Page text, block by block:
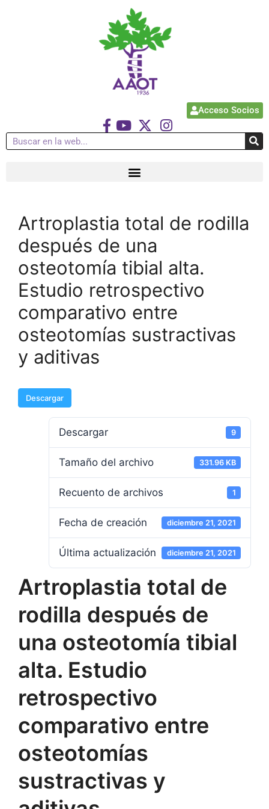
Acceso Socios
Artroplastia total de rodilla
después de una
osteotomía tibial alta.
Estudio retrospectivo
comparativo entre
osteotomías sustractivas
y aditivas
Descargar
Descargar 9
Tamaño del archivo 331.96 KB
Recuento de archivos 1
Fecha de creación diciembre 21, 2021
Última actualización diciembre 21, 2021
Artroplastia total de
rodilla después de
una osteotomía tibial
alta. Estudio
retrospectivo
comparativo entre
osteotomías
sustractivas y